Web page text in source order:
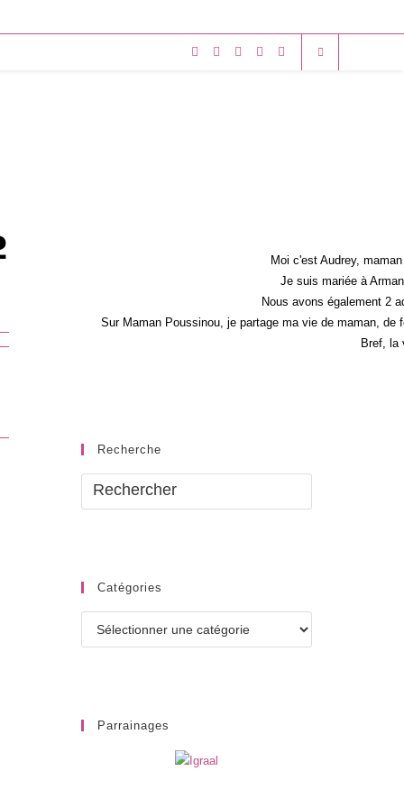
Moi c'est Audrey,
Je suis mariée à
Nous avons également 2
Sur Maman Poussinou, je partage ma vie de maman,
Bref, la
Recherche
Catégories
Parrainages